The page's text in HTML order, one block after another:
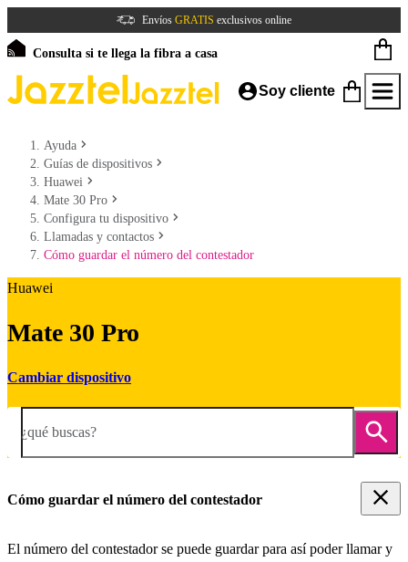
Envíos GRATIS exclusivos online
Consulta si te llega la fibra a casa
Soy cliente
Ayuda
Guías de dispositivos
Huawei
Mate 30 Pro
Configura tu dispositivo
Llamadas y contactos
Cómo guardar el número del contestador
Huawei
Mate 30 Pro
Cambiar dispositivo
¿qué buscas?
Cómo guardar el número del contestador
El número del contestador se puede guardar para así poder llamar y